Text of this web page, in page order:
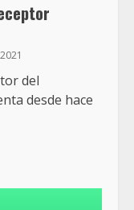
del
desde hace